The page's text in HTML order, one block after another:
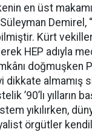
en üst
Demirel,
Kürt vekiller
HEP adıyla
doğmuşken
dikkate almamış
’90’lı yılların
yıkılırken,
örgütler